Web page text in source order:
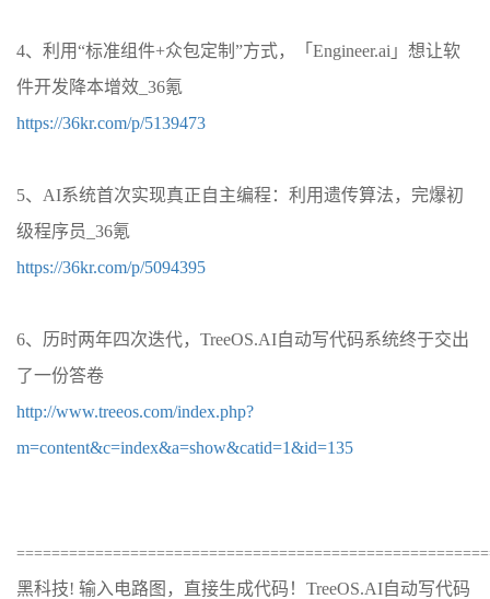
4、利用“标准组件+众包定制”方式，「Engineer.ai」想让软
件开发降本增效_36氪
https://36kr.com/p/5139473
5、AI系统首次实现真正自主编程：利用遗传算法，完爆初
级程序员_36氪
https://36kr.com/p/5094395
6、历时两年四次迭代，TreeOS.AI自动写代码系统终于交出
了一份答卷
http://www.treeos.com/index.php?
m=content&c=index&a=show&catid=1&id=135
黑科技! 输入电路图，直接生成代码！TreeOS.AI自动写代码